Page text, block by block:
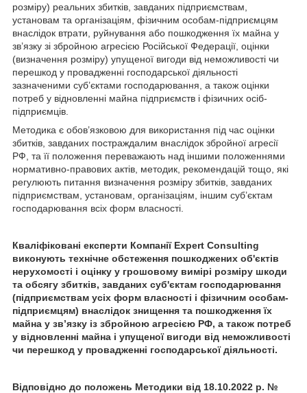
розміру) реальних збитків, завданих підприємствам,
установам та організаціям, фізичним особам-підприємцям
внаслідок втрати, руйнування або пошкодження їх майна у
зв’язку зі збройною агресією Російської Федерації, оцінки
(визначення розміру) упущеної вигоди від неможливості чи
перешкод у провадженні господарської діяльності
зазначеними суб’єктами господарювання, а також оцінки
потреб у відновленні майна підприємств і фізичних осіб-
підприємців.
Методика є обов’язковою для використання під час оцінки
збитків, завданих постраждалим внаслідок збройної агресії
РФ, та її положення переважають над іншими положеннями
нормативно-правових актів, методик, рекомендацій тощо, які
регулюють питання визначення розміру збитків, завданих
підприємствам, установам, організаціям, іншим суб’єктам
господарювання всіх форм власності.
Кваліфіковані експерти Компанії Expert Consulting
виконують технічне обстеження пошкоджених об'єктів
нерухомості і оцінку у грошовому вимірі розміру шкоди
та обсягу збитків, завданих суб'єктам господарювання
(підприємствам усіх форм власності і фізичним особам-
підприємцям) внаслідок знищення та пошкодження їх
майна у зв’язку із збройною агресією РФ, а також потреб
у відновленні майна і упущеної вигоди від неможливості
чи перешкод у провадженні господарської діяльності.
Відповідно до положень Методики від 18.10.2022 р. №